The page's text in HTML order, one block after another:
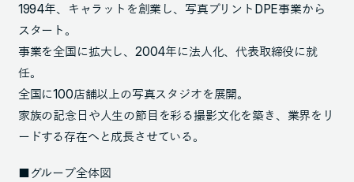
1994年、キャラットを創業し、写真プリントDPE事業から
スタート。
事業を全国に拡大し、2004年に法人化、代表取締役に就
任。
全国に100店舗以上の写真スタジオを展開。
家族の記念日や人生の節目を彩る撮影文化を築き、業界をリ
ードする存在へと成長させている。
■グループ全体図